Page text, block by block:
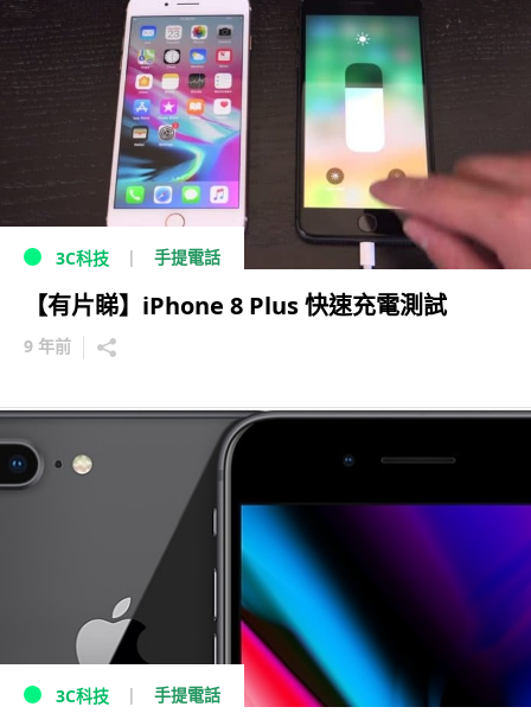
3C科技 手提電話
【有片睇】iPhone 8 Plus 快速充電測試
9 年前
3C科技 手提電話